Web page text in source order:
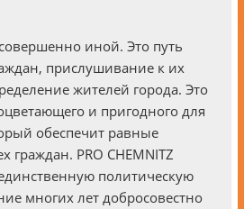
иной. Это путь
прислушивание к их
жителей города. Это
и пригодного для
обеспечит равные
граждан. PRO CHEMNITZ
политическую
многих лет добросовестно